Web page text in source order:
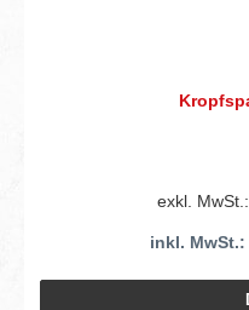
exkl.
inkl. MwSt.: